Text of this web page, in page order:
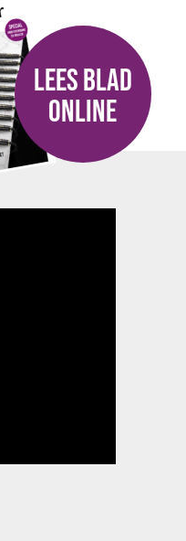
LEES BLAD
ONLINE